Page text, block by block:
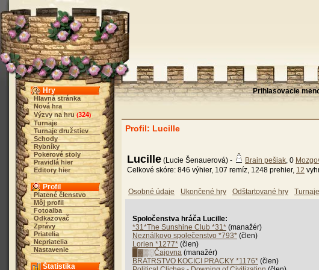
Hry
Hlavná stránka
Nová hra
Výzvy na hru (324)
Turnaje
Turnaje družstiev
Schody
Rybníky
Pokerové stoly
Pravidlá hier
Editory hier
Profil
Platené členstvo
Môj profil
Fotoalba
Odkazovač
Zprávy
Priatelia
Nepriatelia
Nastavenie
Štatistika
Prihlasovacie
Profil: Lucille
Lucille (Lucie Šenauerová) - Brain pešiak, 0
Celkové skóre: 846 výhier, 107 remíz, 1248 prehier, 12
Osobné údaje Ukončené hry Odštartované hry Turnaje
Spoločenstva hráča Lucille:
*31*The Sunshine Club *31* (manažér)
Neználkovo společenstvo *793* (člen)
Lorien *1277* (člen)
█▓▒░Čajovna (manažér)
BRATRSTVO KOCICI PRACKY *1176* (člen)